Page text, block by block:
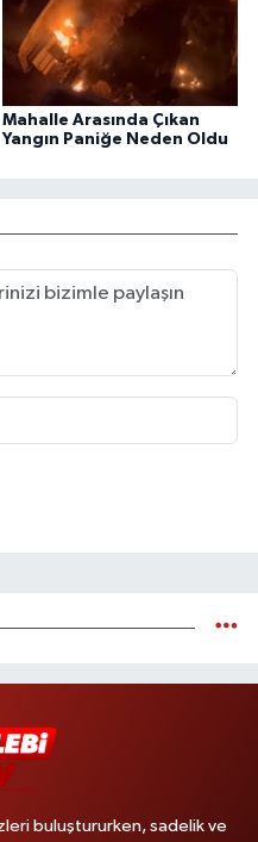
Mahalle Arasında Çıkan
Yangın Paniğe Neden Oldu
buluştururken, sadelik ve